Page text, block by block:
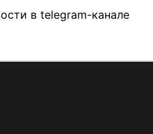
в telegram-канале